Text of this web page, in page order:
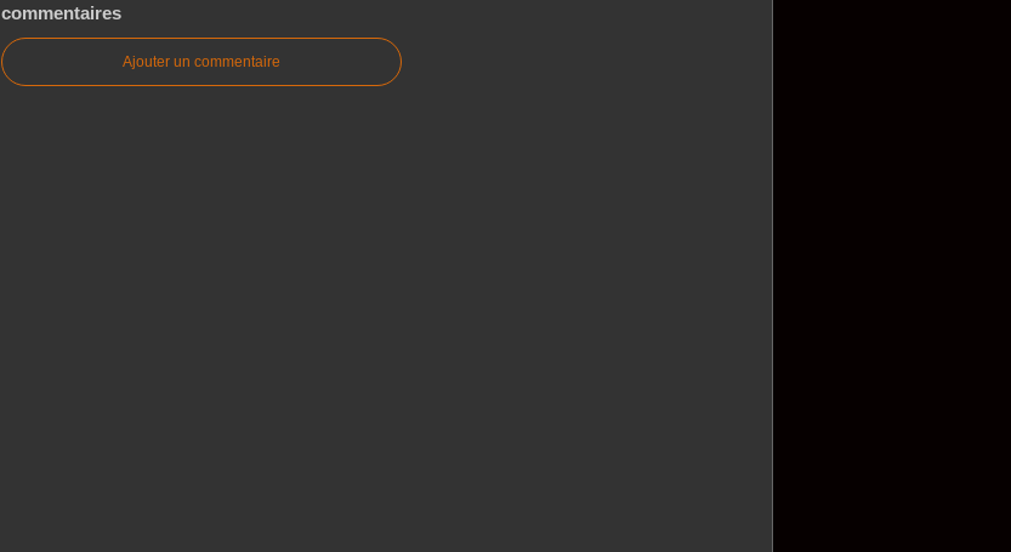
commentaires
Ajouter un commentaire